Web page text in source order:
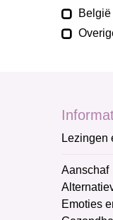
België
Lezingen
Aanschaf
Emoties